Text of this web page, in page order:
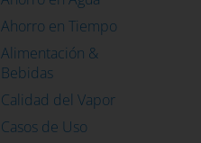
Ahorro en Tiempo
Alimentación &
Bebidas
Calidad del Vapor
Casos de Uso